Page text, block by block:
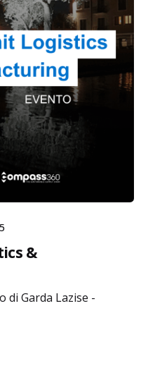
&
di Garda Lazise -